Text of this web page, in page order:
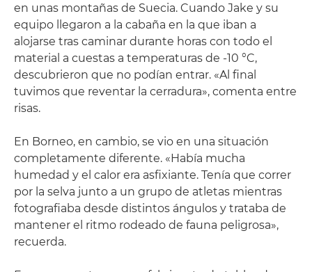
en unas montañas de Suecia. Cuando Jake y su
equipo llegaron a la cabaña en la que iban a
alojarse tras caminar durante horas con todo el
material a cuestas a temperaturas de -10 °C,
descubrieron que no podían entrar. «Al final
tuvimos que reventar la cerradura», comenta entre
risas.
En Borneo, en cambio, se vio en una situación
completamente diferente. «Había mucha
humedad y el calor era asfixiante. Tenía que correr
por la selva junto a un grupo de atletas mientras
fotografiaba desde distintos ángulos y trataba de
mantener el ritmo rodeado de fauna peligrosa»,
recuerda.